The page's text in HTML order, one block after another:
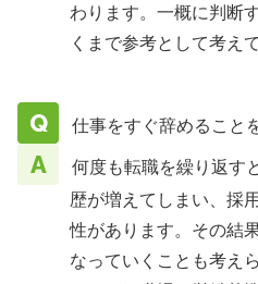
わります。一概に判断
くまで参考として考え
仕事をすぐ辞めること
何度も転職を繰り返す
歴が増えてしまい、採
性があります。その結
なっていくことも考え